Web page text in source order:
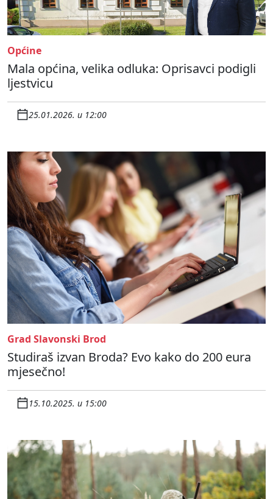
Općine
Mala općina, velika odluka: Oprisavci podigli
ljestvicu
25.01.2026. u 12:00
Grad Slavonski Brod
Studiraš izvan Broda? Evo kako do 200 eura
mjesečno!
15.10.2025. u 15:00